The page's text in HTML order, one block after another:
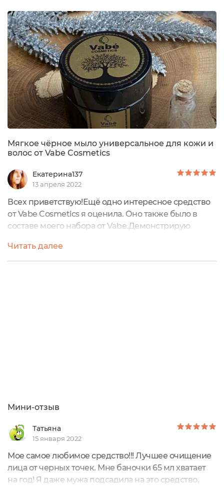
Мягкое чёрное мыло универсальное для кожи и
волос от Vabe Cosmetics
Екатерина137
13 апреля 2022
Всех приветствую!Ещё одно интересное средство
от Vabe Cosmetics я оценила. Оно также было в
составе моего набора от Vabe.Демонстрирую
Косметика продаётся как в наборах, так и каждая
позиция отдельно. Я сама этот подарок не
Читать далее
Мини-отзыв
Татьяна
15 января 2022
Мое самое любимое средство!!! Лучшее очищение
лица от черных точек. Мне баночки 65 мл хватает
на год! Я даже мужа подсадила на это средство,